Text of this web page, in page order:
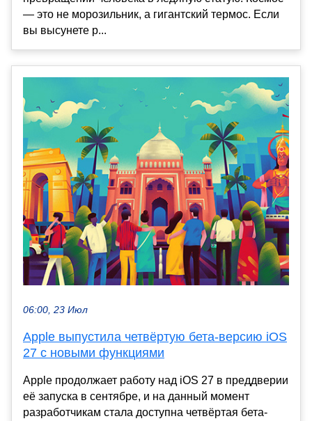
— это не морозильник, а гигантский термос. Если
вы высунете р...
06:00, 23 Июл
Apple выпустила четвёртую бета-версию iOS
27 с новыми функциями
Apple продолжает работу над iOS 27 в преддверии
её запуска в сентябре, и на данный момент
разработчикам стала доступна четвёртая бета-